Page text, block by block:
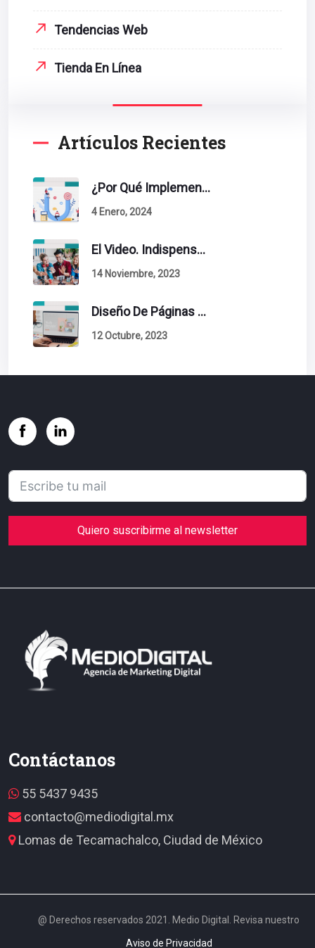
Tendencias Web
Tienda En Línea
Artículos Recientes
¿Por Qué Implementar La Metodología Inbound Marketing En Tu Empresa?
4 Enero, 2024
El Video. Indispensable En Tu Estrategia De Contenidos.
14 Noviembre, 2023
Diseño De Páginas Web. Esto Debe Tener Un Sitio Exitoso.
12 Octubre, 2023
Quiero suscribirme al newsletter
Contáctanos
55 5437 9435
contacto@mediodigital.mx
Lomas de Tecamachalco, Ciudad de México
@ Derechos reservados 2021. Medio Digital. Revisa nuestro
Aviso de Privacidad